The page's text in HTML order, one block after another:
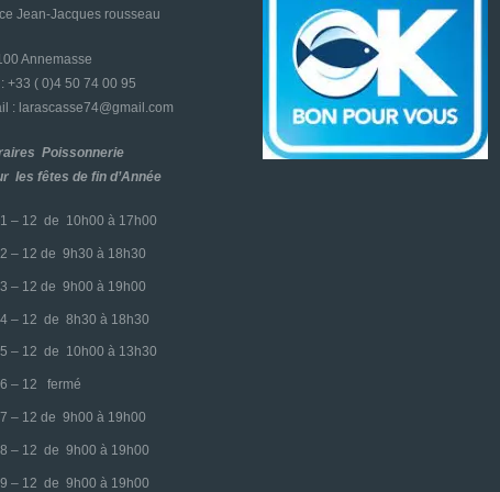
Jean-Jacques rousseau
Annemasse
: +33 ( 0)4 50 74 00 95
: larascasse74@gmail.com
Poissonnerie
les fêtes de fin d’Année
– 12 de 10h00 à 17h00
– 12 de 9h30 à 18h30
– 12 de 9h00 à 19h00
– 12 de 8h30 à 18h30
– 12 de 10h00 à 13h30
– 12 fermé
– 12 de 9h00 à 19h00
– 12 de 9h00 à 19h00
– 12 de 9h00 à 19h00